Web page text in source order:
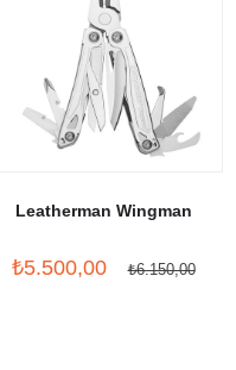
Leatherman Wingman
₺5.500,00 ₺6.150,00